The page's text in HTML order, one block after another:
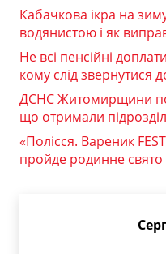
Кабачкова ікра на
водянистою і як
Не всі пенсійні
кому слід звернутися
ДСНС Житомирщини
що отримали
«Полісся. Вареник
пройде родинне свято